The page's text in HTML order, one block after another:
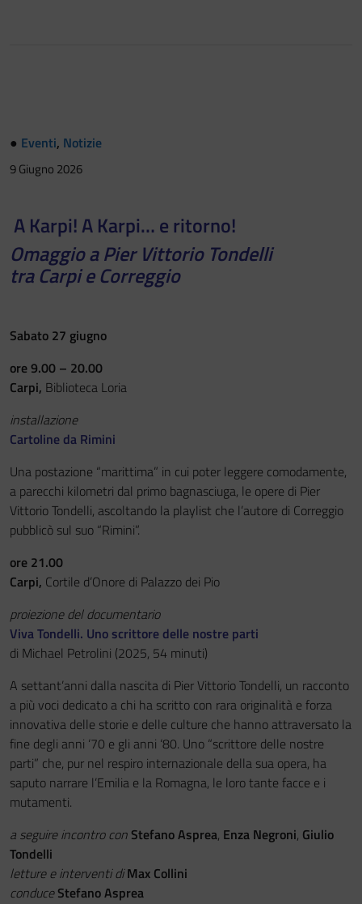
● Eventi, Notizie
9 Giugno 2026
A Karpi! A Karpi… e ritorno!
Omaggio a Pier Vittorio Tondelli
tra Carpi e Correggio
Sabato 27 giugno
ore 9.00 – 20.00
Carpi, Biblioteca Loria
installazione
Cartoline da Rimini
Una postazione “marittima” in cui poter leggere comodamente,
a parecchi kilometri dal primo bagnasciuga, le opere di Pier
Vittorio Tondelli, ascoltando la playlist che l’autore di Correggio
pubblicò sul suo “Rimini”.
ore 21.00
Carpi, Cortile d’Onore di Palazzo dei Pio
proiezione del documentario
Viva Tondelli. Uno scrittore delle nostre parti
di Michael Petrolini (2025, 54 minuti)
A settant’anni dalla nascita di Pier Vittorio Tondelli, un racconto
a più voci dedicato a chi ha scritto con rara originalità e forza
innovativa delle storie e delle culture che hanno attraversato la
fine degli anni ‘70 e gli anni ‘80. Uno “scrittore delle nostre
parti” che, pur nel respiro internazionale della sua opera, ha
saputo narrare l’Emilia e la Romagna, le loro tante facce e i
mutamenti.
a seguire incontro con Stefano Asprea, Enza Negroni, Giulio
Tondelli
letture e interventi di Max Collini
conduceStefano Asprea